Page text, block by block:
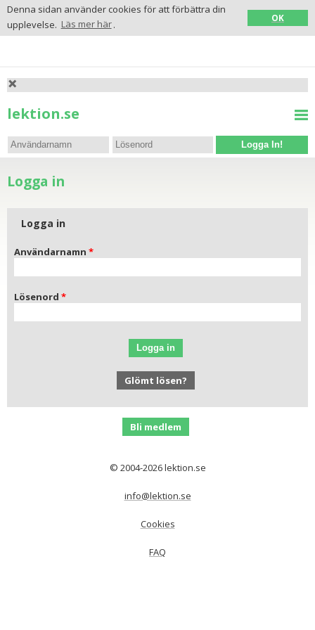
Denna sidan använder cookies för att förbättra din
upplevelse. Läs mer här.
OK
lektion.se
Logga In!
Logga in
Logga in
Användarnamn
Lösenord
Logga in
Glömt lösen?
Bli medlem
© 2004-2026 lektion.se
info@lektion.se
Cookies
FAQ